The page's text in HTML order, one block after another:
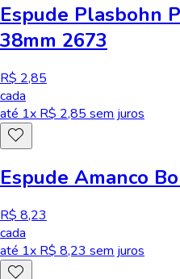
Espude Plasbohn
38mm 2673
R$ 2,85
cada
até 1x R$ 2,85 sem juros
Espude Amanco
R$ 8,23
cada
até 1x R$ 8,23 sem juros